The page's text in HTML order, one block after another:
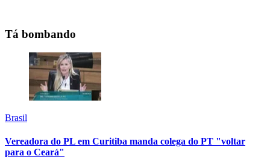
Tá bombando
Brasil
Vereadora do PL em Curitiba manda colega do PT "voltar
para o Ceará"